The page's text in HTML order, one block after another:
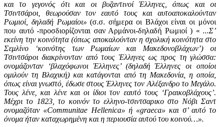
και το γεγονός ότι και οι βυζαντινοί Έλληνες, όπως και οι
Tσιντσάροι, θεωρούσαν τον εαυτό τους και αυτοαποκαλούνταν
Ρωμιοί, δηλαδή Ρωμαίοι»(σ.σ. σήμερα οι Βλάχοι είναι οι μόνοι
που αυτό -προσδιορίζονται σαν Αρμάνοι-δηλαδή Ρωμιοί ) « ...Σ’
εκείνη την κοινότητα (όπως αποκαλούνταν η σχολική κοινότητα στο
Σεμλίνο ‘κοινότης των Pωμαίων και Mακεδονοβλάχων’) οι
Tσιντσάροι διακρίνονταν από τους Έλληνες ως προς τη γλώσσα:
ονομάζονταν ‘βλαχόφωνοι Έλληνες’ (δηλαδή Έλληνες οι οποίοι
ομιλούν τη Βλαχική) και κατάγονται από τη Mακεδονία, η οποία,
όπως είναι γνωστό, έδωσε στους Έλληνες τον Aλέξανδρο το Mεγάλο.
Τους λένε, και λένε και οι ίδιοι τον εαυτό τους ‘Γραικοβλάχους’.
Mέχρι το 1823, το κοινόν το ελληνο-τσιντσαρικο στο Nόβι Σαντ
ονομαζόταν «Communitae Ηellenica» ή «graeca» και σ’ αυτό το
όνομα ήταν καταχωρημένη και η περιουσία αυτού του κοινού…».